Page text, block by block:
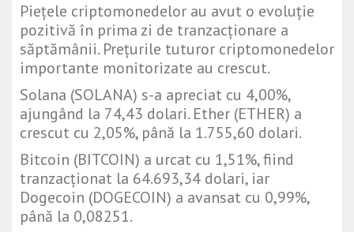
Piețele criptomonedelor au avut o evoluție
pozitivă în prima zi de tranzacționare a
săptămânii. Prețurile tuturor criptomonedelor
importante monitorizate au crescut.
Solana (SOLANA) s-a apreciat cu 4,00%,
ajungând la 74,43 dolari. Ether (ETHER) a
crescut cu 2,05%, până la 1.755,60 dolari.
Bitcoin (BITCOIN) a urcat cu 1,51%, fiind
tranzacționat la 64.693,34 dolari, iar
Dogecoin (DOGECOIN) a avansat cu 0,99%,
până la 0,08251.